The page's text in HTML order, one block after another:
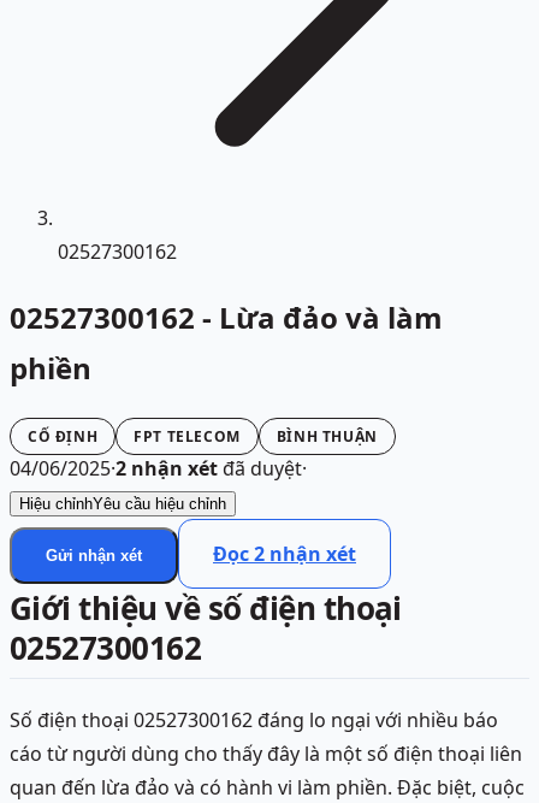
02527300162
02527300162 - Lừa đảo và làm
phiền
CỐ ĐỊNH FPT TELECOM BÌNH THUẬN
04/06/2025·2 nhận xétđã duyệt·
Hiệu chỉnhYêu cầu hiệu chỉnh
Gửi nhận xét Đọc2 nhận xét
Giới thiệu về số điện thoại
02527300162
Số điện thoại 02527300162 đáng lo ngại với nhiều báo
cáo từ người dùng cho thấy đây là một số điện thoại liên
quan đến lừa đảo và có hành vi làm phiền. Đặc biệt, cuộc